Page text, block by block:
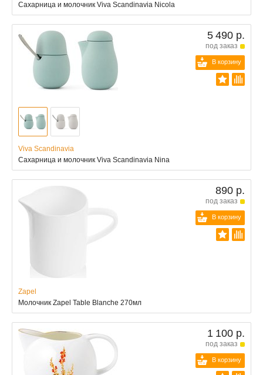
Сахарница и молочник Viva Scandinavia Nicola
5 490 р.
под заказ
В корзину
Viva Scandinavia
Сахарница и молочник Viva Scandinavia Nina
890 р.
под заказ
В корзину
Zapel
Молочник Zapel Table Blanche 270мл
1 100 р.
под заказ
В корзину